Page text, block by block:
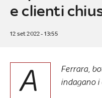
e clienti
12 set 2022 - 13:55
A
Ferrara,
indagano